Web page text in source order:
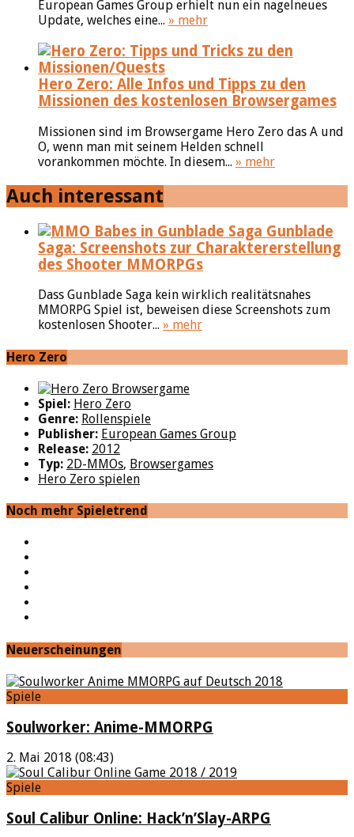
European Games Group erhielt nun ein nagelneues
Update, welches eine... » mehr
Hero Zero: Alle Infos und Tipps zu den
Missionen des kostenlosen Browsergames
Missionen sind im Browsergame Hero Zero das A und
O, wenn man mit seinem Helden schnell
vorankommen möchte. In diesem... » mehr
Auch interessant
Gunblade
Saga: Screenshots zur Charaktererstellung
des Shooter MMORPGs
Dass Gunblade Saga kein wirklich realitätsnahes
MMORPG Spiel ist, beweisen diese Screenshots zum
kostenlosen Shooter... » mehr
Hero Zero
Spiel: Hero Zero
Genre: Rollenspiele
Publisher: European Games Group
Release: 2012
Typ: 2D-MMOs, Browsergames
Hero Zero spielen
Noch mehr Spieletrend
Neuerscheinungen
Spiele
Soulworker: Anime-MMORPG
2. Mai 2018 (08:43)
Spiele
Soul Calibur Online: Hack’n’Slay-ARPG